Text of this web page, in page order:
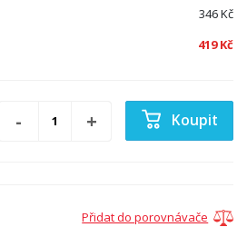
346 Kč
419 Kč
Koupit
Přidat do porovnávače